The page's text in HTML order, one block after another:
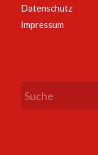
Datenschutz
Impressum